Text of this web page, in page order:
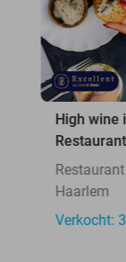
High wine
Haarlem
Verkocht: